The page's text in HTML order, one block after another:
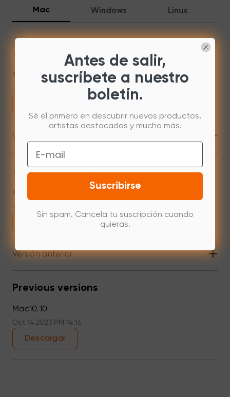
Mac Windows Linux
Mac 10.13 or newer
XPPenMac_4.0.18_260723
Versión anterior +
Mac 10.12~14.2
XPPenMac_3.4.15_240313
Versión anterior +
Previous versions
Mac10.10
Oct 14,2023 PM 14:16
Descargar
Antes de salir,
suscríbete a nuestro
boletín.
Sé el primero en descubrir nuevos productos,
artistas destacados y mucho más.
Email
Suscribirse
Sin spam. Cancela tu suscripción cuando
quieras.